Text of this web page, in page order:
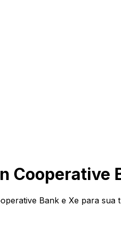
Cooperative
Bank e Xe para